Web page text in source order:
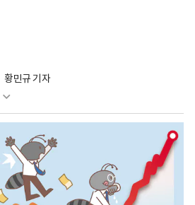
황민규 기자